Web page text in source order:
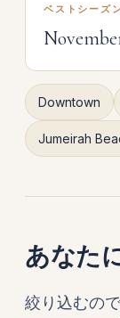
ベストシーズ
Downtown
Jumeirah
あなた
絞り込むの